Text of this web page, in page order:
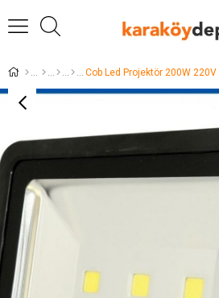
Cob Led Projektör 200W 220V